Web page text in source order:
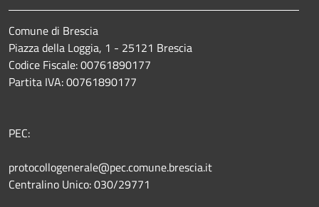
Comune di Brescia
Piazza della Loggia, 1 - 25121 Brescia
Codice Fiscale: 00761890177
Partita IVA: 00761890177
PEC:
protocollogenerale@pec.comune.brescia.it
Centralino Unico: 030/29771